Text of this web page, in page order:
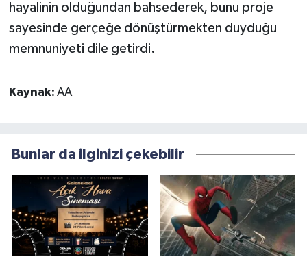
hayalinin olduğundan bahsederek, bunu proje
sayesinde gerçeğe dönüştürmekten duyduğu
memnuniyeti dile getirdi.
Kaynak: AA
Bunlar da ilginizi çekebilir